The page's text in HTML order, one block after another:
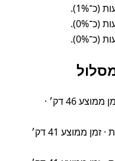
Aegean – 458 נסיעות · זמן ממוצע 46 דק׳ ·
Olympic Air – 436 נסיעות · זמן ממוצע 41 דק׳